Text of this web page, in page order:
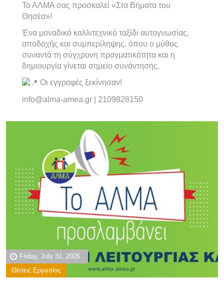
Το ΑΛΜΑ σας προσκαλεί «Στα Βήματα του
Θησέα»!
Ένα μοναδικό καλλιτεχνικό ταξίδι αυτογνωσίας,
αποδοχής και συμπερίληψης, όπου ο μύθος
συναντά τη σύγχρονη πραγματικότητα και η
δημιουργία γίνεται σημείο συνάντησης.
Οι εγγραφές ξεκίνησαν!
info@alma-amea.gr | 2109828150
Friday, July 31, 2026
Θέσεις Εργασίας